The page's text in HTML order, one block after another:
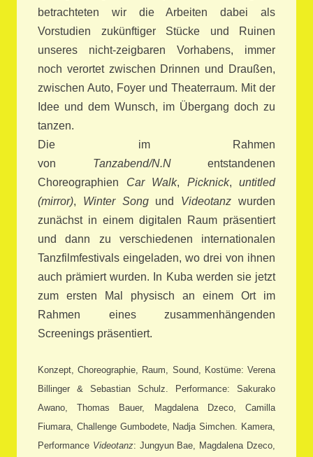
betrachteten wir die Arbeiten dabei als
Vorstudien zukünftiger Stücke und Ruinen
unseres nicht-zeigbaren Vorhabens, immer
noch verortet zwischen Drinnen und Draußen,
zwischen Auto, Foyer und Theaterraum. Mit der
Idee und dem Wunsch, im Übergang doch zu
tanzen.
Die im Rahmen
von Tanzabend/N.Nentstandenen
Choreographien Car Walk, Picknick, untitled
(mirror), Winter Songund Videotanz wurden
zunächst in einem digitalen Raum präsentiert
und dann zu verschiedenen internationalen
Tanzfilmfestivals eingeladen, wo drei von ihnen
auch prämiert wurden. In Kuba werden sie jetzt
zum ersten Mal physisch an einem Ort im
Rahmen eines zusammenhängenden
Screenings präsentiert.
Konzept, Choreographie, Raum, Sound, Kostüme: Verena
Billinger & Sebastian Schulz. Performance: Sakurako
Awano, Thomas Bauer, Magdalena Dzeco, Camilla
Fiumara, Challenge Gumbodete, Nadja Simchen. Kamera,
Performance Videotanz: Jungyun Bae, Magdalena Dzeco,